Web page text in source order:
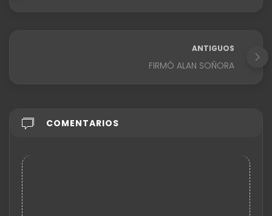
ANTIGUOS
FIRMÓ ALAN SOÑORA
COMENTARIOS